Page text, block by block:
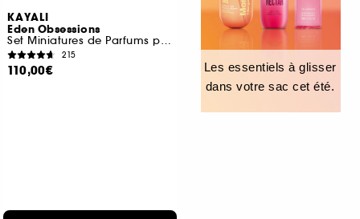
KAYALI
Eden Obsessions
Set Miniatures de Parfums pour Femme
215
110,00€
Les essentiels à glisser
dans votre sac cet été.